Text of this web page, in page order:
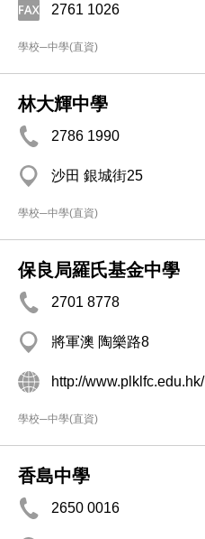
2761 1026
學校─中學(直資)
林大輝中學
2786 1990
沙田 銀城街25
學校─中學(直資)
保良局羅氏基金中學
2701 8778
將軍澳 陶樂路8
http://www.plklfc.edu.hk/
學校─中學(直資)
香島中學
2650 0016